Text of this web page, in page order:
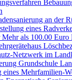
an der
eines
Mehr als 100.00 Euro
Netzwerk im
Grundschule
eines Mehrfamilien-